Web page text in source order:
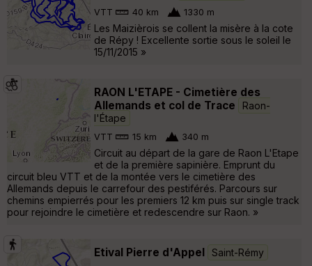
VTT 40 km 1330 m
Les Maizièrois se collent la misère à la cote
de Répy ! Excellente sortie sous le soleil le
15/11/2015 »
RAON L'ETAPE - Cimetière des
Allemands et col de Trace
Raon-
l'Étape
VTT 15 km 340 m
Circuit au départ de la gare de Raon L'Etape
et de la première sapinière. Emprunt du
circuit bleu VTT et de la montée vers le cimetière des
Allemands depuis le carrefour des pestiférés. Parcours sur
chemins empierrés pour les premiers 12 km puis sur single track
pour rejoindre le cimetière et redescendre sur Raon. »
Etival Pierre d'Appel Saint-Rémy